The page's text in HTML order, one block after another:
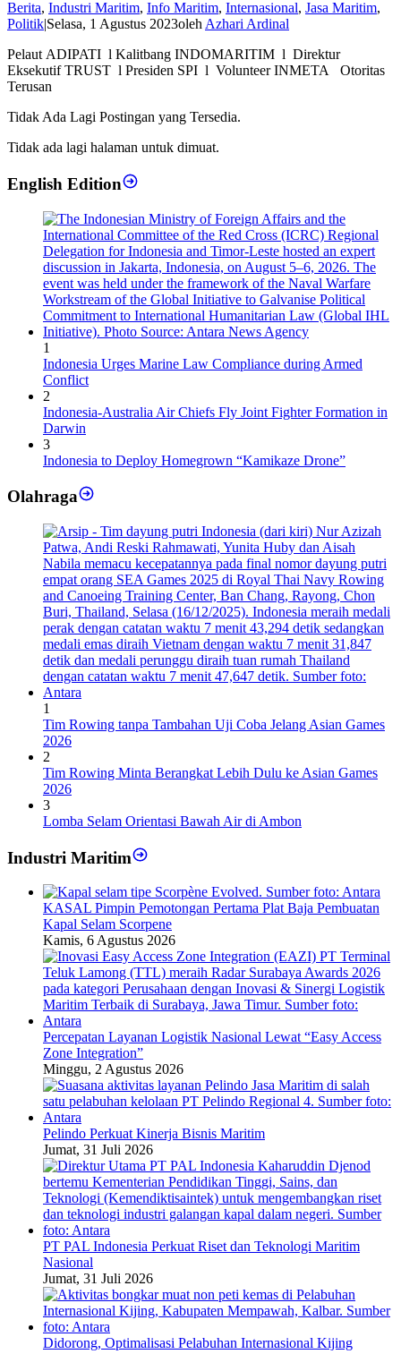
Berita, Industri Maritim, Info Maritim, Internasional, Jasa Maritim,
Politik Selasa, 1 Agustus 2023olehAzhari Ardinal
Pelaut ADIPATI l Kalitbang INDOMARITIM l Direktur
Eksekutif TRUST l Presiden SPI l Volunteer INMETA Otoritas
Terusan
Tidak Ada Lagi Postingan yang Tersedia.
Tidak ada lagi halaman untuk dimuat.
English Edition
1
Indonesia Urges Marine Law Compliance during Armed
Conflict
2
Indonesia-Australia Air Chiefs Fly Joint Fighter Formation in
Darwin
3
Indonesia to Deploy Homegrown “Kamikaze Drone”
Olahraga
1
Tim Rowing tanpa Tambahan Uji Coba Jelang Asian Games
2026
2
Tim Rowing Minta Berangkat Lebih Dulu ke Asian Games
2026
3
Lomba Selam Orientasi Bawah Air di Ambon
Industri Maritim
KASAL Pimpin Pemotongan Pertama Plat Baja Pembuatan
Kapal Selam Scorpene
Kamis, 6 Agustus 2026
Percepatan Layanan Logistik Nasional Lewat “Easy Access
Zone Integration”
Minggu, 2 Agustus 2026
Pelindo Perkuat Kinerja Bisnis Maritim
Jumat, 31 Juli 2026
PT PAL Indonesia Perkuat Riset dan Teknologi Maritim
Nasional
Jumat, 31 Juli 2026
Didorong, Optimalisasi Pelabuhan Internasional Kijing